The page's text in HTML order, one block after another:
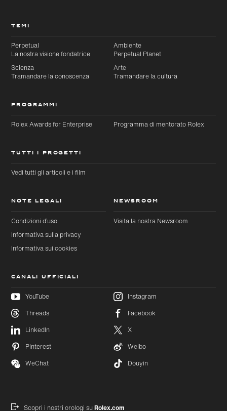
Passa al
contenuto
principale
Passa
al
TEMI
Perpetual
La nostra visione fondatrice
Ambiente
Perpetual Planet
Scienza
Tramandare la conoscenza
Arte
Tramandare la cultura
PROGRAMMI
Rolex Awards for Enterprise Programma di mentorato Rolex
TUTTI I PROGETTI
Vedi tutti gli articoli e i film
NOTE LEGALI
Condizioni d’uso
Informativa sulla privacy
Informativa sui cookies
NEWSROOM
Visita la nostra Newsroom
CANALI UFFICIALI
YouTube
Instagram
Threads
Facebook
LinkedIn
X
Pinterest
Weibo
WeChat
Douyin
Scopri i nostri orologi suRolex.com